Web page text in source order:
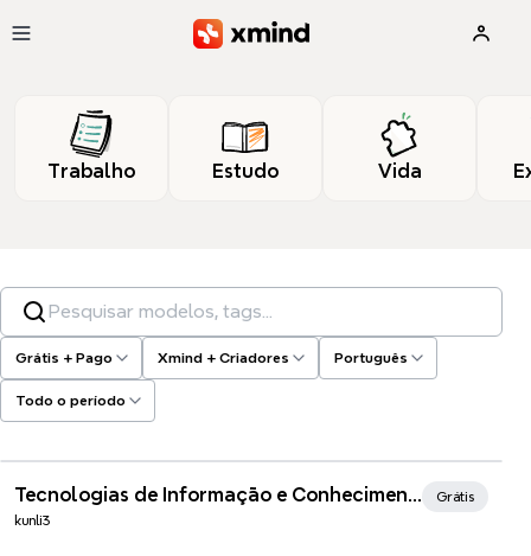
Trabalho Estudo Vida
Grátis + Pago Xmind + Criadores Português
Todo o período
Pesquisar modelos, tags…
Xmind Favorites
Tecnologias de Informação e Conhecimento
kunli3
Grátis